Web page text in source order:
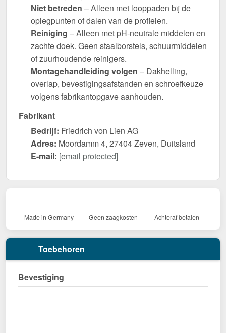
Niet betreden – Alleen met looppaden bij de
oplegpunten of dalen van de profielen.
Reiniging – Alleen met pH-neutrale middelen en
zachte doek. Geen staalborstels, schuurmiddelen
of zuurhoudende reinigers.
Montagehandleiding volgen – Dakhelling,
overlap, bevestigingsafstanden en schroefkeuze
volgens fabrikantopgave aanhouden.
Fabrikant
Bedrijf: Friedrich von Lien AG
Adres: Moordamm 4, 27404 Zeven, Duitsland
E-mail: [email protected]
Made in Germany Geen zaagkosten Achteraf betalen
Toebehoren
Bevestiging